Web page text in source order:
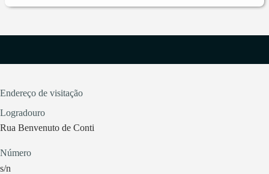
Endereço de visitação
Logradouro
Rua Benvenuto de Conti
Número
s/n